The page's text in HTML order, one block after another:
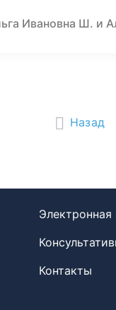
Ивановна Ш. и
Назад
Контакты